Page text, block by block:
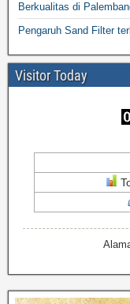
Berkualitas di
Pengaruh Sand Filter
Visitor Today